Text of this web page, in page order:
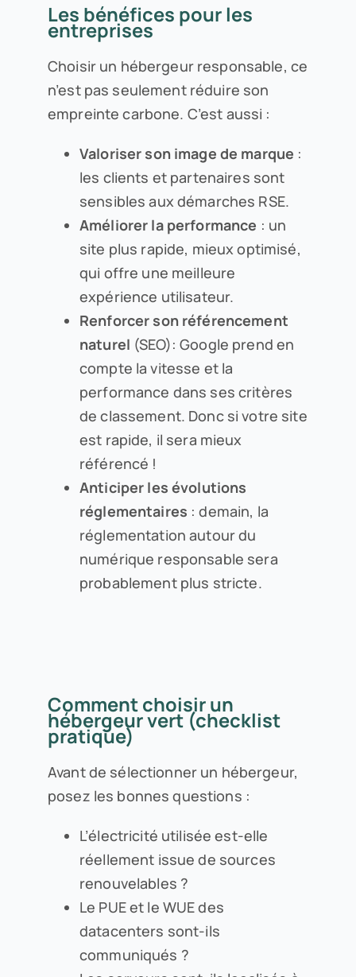
Les bénéfices pour les
entreprises
Choisir un hébergeur responsable, ce
n’est pas seulement réduire son
empreinte carbone. C’est aussi :
Valoriser son image de marque :
les clients et partenaires sont
sensibles aux démarches RSE.
Améliorer la performance : un
site plus rapide, mieux optimisé,
qui offre une meilleure
expérience utilisateur.
Renforcer son référencement
naturel (SEO): Google prend en
compte la vitesse et la
performance dans ses critères
de classement. Donc si votre site
est rapide, il sera mieux
référencé !
Anticiper les évolutions
réglementaires : demain, la
réglementation autour du
numérique responsable sera
probablement plus stricte.
Comment choisir un
hébergeur vert (checklist
pratique)
Avant de sélectionner un hébergeur,
posez les bonnes questions :
L’électricité utilisée est-elle
réellement issue de sources
renouvelables ?
Le PUE et le WUE des
datacenters sont-ils
communiqués ?